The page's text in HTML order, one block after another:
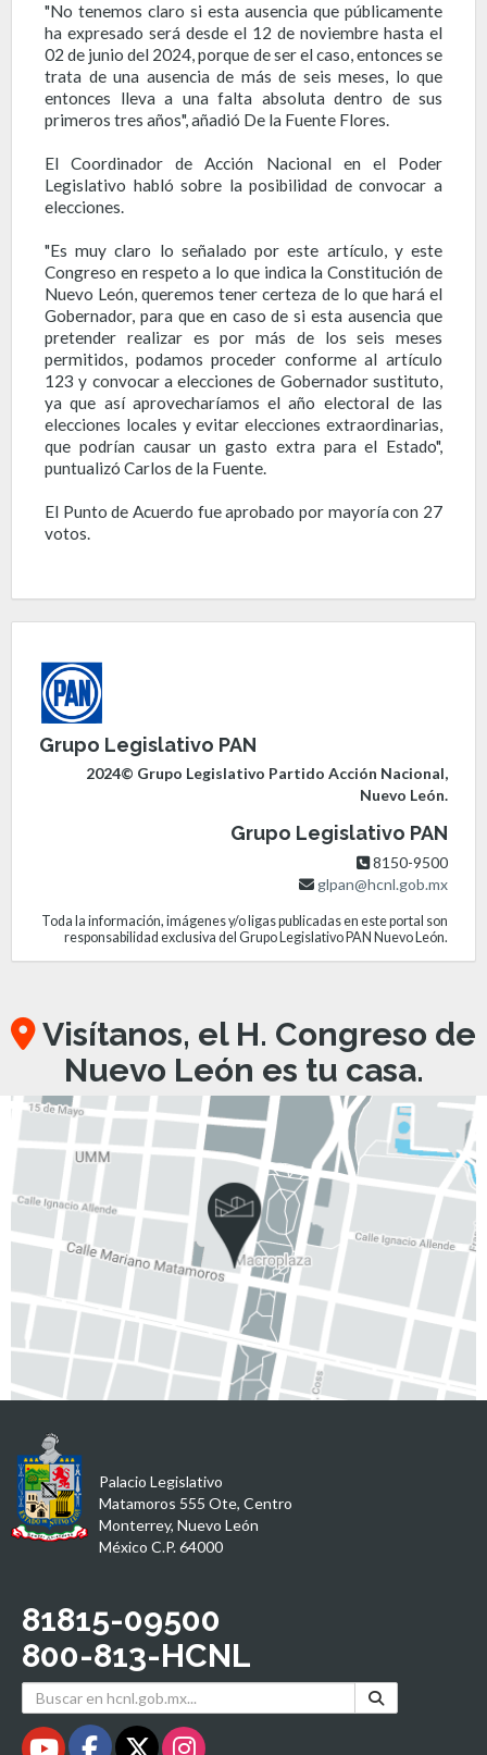
"No tenemos claro si esta ausencia que públicamente
ha expresado será desde el 12 de noviembre hasta el
02 de junio del 2024, porque de ser el caso, entonces se
trata de una ausencia de más de seis meses, lo que
entonces lleva a una falta absoluta dentro de sus
primeros tres años", añadió De la Fuente Flores.
El Coordinador de Acción Nacional en el Poder
Legislativo habló sobre la posibilidad de convocar a
elecciones.
"Es muy claro lo señalado por este artículo, y este
Congreso en respeto a lo que indica la Constitución de
Nuevo León, queremos tener certeza de lo que hará el
Gobernador, para que en caso de si esta ausencia que
pretender realizar es por más de los seis meses
permitidos, podamos proceder conforme al artículo
123 y convocar a elecciones de Gobernador sustituto,
ya que así aprovecharíamos el año electoral de las
elecciones locales y evitar elecciones extraordinarias,
que podrían causar un gasto extra para el Estado",
puntualizó Carlos de la Fuente.
El Punto de Acuerdo fue aprobado por mayoría con 27
votos.
Grupo Legislativo PAN
2024© Grupo Legislativo Partido Acción Nacional,
Nuevo León.
Grupo Legislativo PAN
8150-9500
glpan@hcnl.gob.mx
Toda la información, imágenes y/o ligas publicadas en este portal son
responsabilidad exclusiva del Grupo Legislativo PAN Nuevo León.
Visítanos, el H. Congreso de
Nuevo León es tu casa.
Palacio Legislativo
Matamoros 555 Ote, Centro
Monterrey, Nuevo León
México C.P. 64000
81815-09500
800-813-HCNL